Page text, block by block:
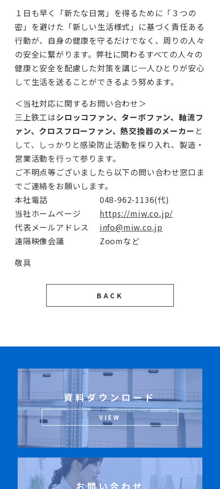
１日も早く「新たな日常」を得るために「３つの
密」を避けた「新しい生活様式」に基づく責任ある
行動が、自身の健康を守るだけでなく、周りの人々
の安全に繋がります。弊社に関わるすべての人々の
健康と安全を配慮した対策を講じ一人ひとりが安心
して生活を送ることができるよう努めます。
＜当社対応に関するお問い合わせ＞
三上鉄工はシロッコファン、ターボファン、軸流フ
ァン、クロスフローファン、熱交換器のメーカー と
して、しっかりと感染防止活動を採り入れ、製造・
営業活動を行って参ります。
ご不明点等ございましたら以下の問い合わせ窓口ま
でご連絡をお願いします。
本社電話 048-962-1136(代)
当社ホームページ https://miw.co.jp/
代表メールアドレス info@miw.co.jp
遠隔映像会議 Zoomなど
敬具
BACK
資料ダウンロード
VIEW
お問い合わせ